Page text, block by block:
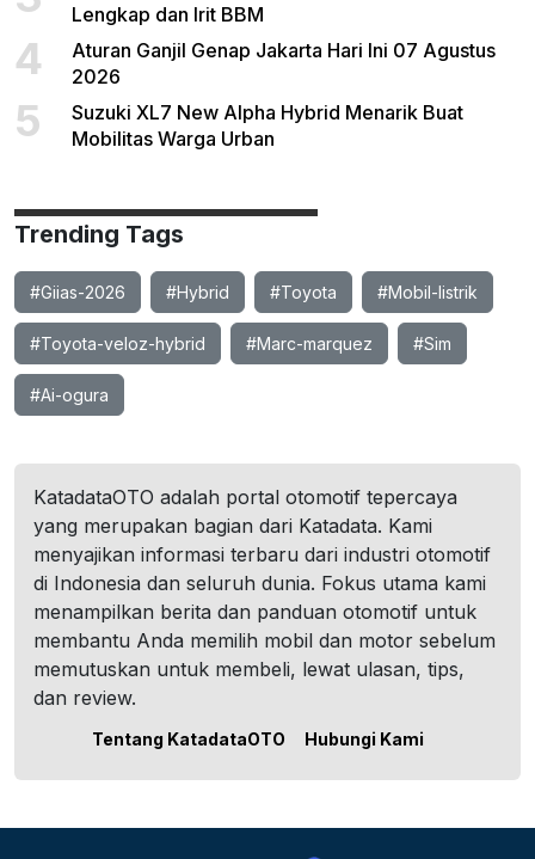
Lengkap dan Irit BBM
4
Aturan Ganjil Genap Jakarta Hari Ini 07 Agustus
2026
5
Suzuki XL7 New Alpha Hybrid Menarik Buat
Mobilitas Warga Urban
Trending Tags
#Giias-2026 #Hybrid #Toyota #Mobil-listrik
#Toyota-veloz-hybrid #Marc-marquez #Sim
#Ai-ogura
KatadataOTO adalah portal otomotif tepercaya
yang merupakan bagian dari Katadata. Kami
menyajikan informasi terbaru dari industri otomotif
di Indonesia dan seluruh dunia. Fokus utama kami
menampilkan berita dan panduan otomotif untuk
membantu Anda memilih mobil dan motor sebelum
memutuskan untuk membeli, lewat ulasan, tips,
dan review.
Tentang KatadataOTO Hubungi Kami